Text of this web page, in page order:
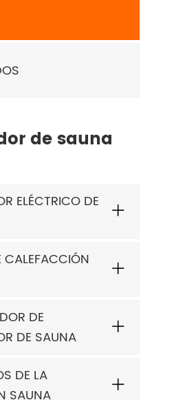
de sauna
ELÉCTRICO DE
CALEFACCIÓN
DE
DE SAUNA
DE LA
SAUNA